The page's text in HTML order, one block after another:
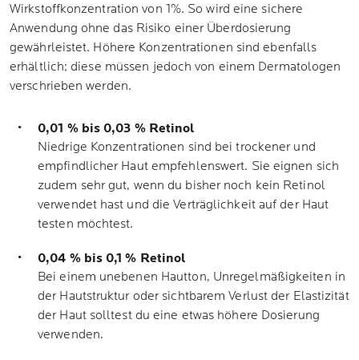
Wirkstoffkonzentration von 1%. So wird eine sichere
Anwendung ohne das Risiko einer Überdosierung
gewährleistet. Höhere Konzentrationen sind ebenfalls
erhältlich; diese müssen jedoch von einem Dermatologen
verschrieben werden.
0,01 % bis 0,03 % Retinol
Niedrige Konzentrationen sind bei trockener und
empfindlicher Haut empfehlenswert. Sie eignen sich
zudem sehr gut, wenn du bisher noch kein Retinol
verwendet hast und die Verträglichkeit auf der Haut
testen möchtest.
0,04 % bis 0,1 % Retinol
Bei einem unebenen Hautton, Unregelmäßigkeiten in
der Hautstruktur oder sichtbarem Verlust der Elastizität
der Haut solltest du eine etwas höhere Dosierung
verwenden.